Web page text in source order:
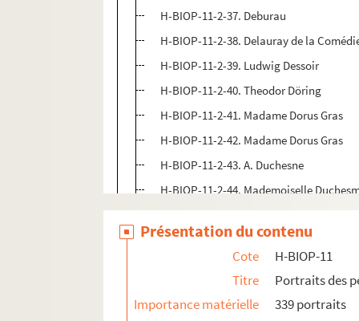
H-BIOP-11-2-37. Deburau
H-BIOP-11-2-38. Delauray de la
H-BIOP-11-2-39. Ludwig Dessoir
H-BIOP-11-2-40. Theodor Döring
H-BIOP-11-2-41. Madame Dorus Gras
H-BIOP-11-2-42. Madame Dorus Gras
H-BIOP-11-2-43. A. Duchesne
H-BIOP-11-2-44. Mademoiselle
H-BIOP-11-2-45. Mademoiselle A.
H-BIOP-11-2-46. Caroline Duprez
H-BIOP-11-2-47. Duprez
H-BIOP-11-2-48. Duprez
H-BIOP-11-2-49. Duprez
Présentation du contenu
Cote
H-BIOP-11
Titre
Portraits des
Importance matérielle
339 portraits